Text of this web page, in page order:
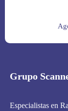
Grupo
Especialistas en